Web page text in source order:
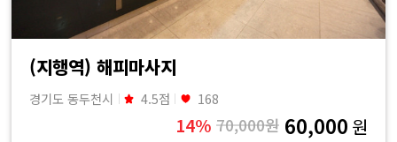
(지행역) 해피마사지
경기도 동두천시 4.5점 168
14% 70,000원 60,000 원